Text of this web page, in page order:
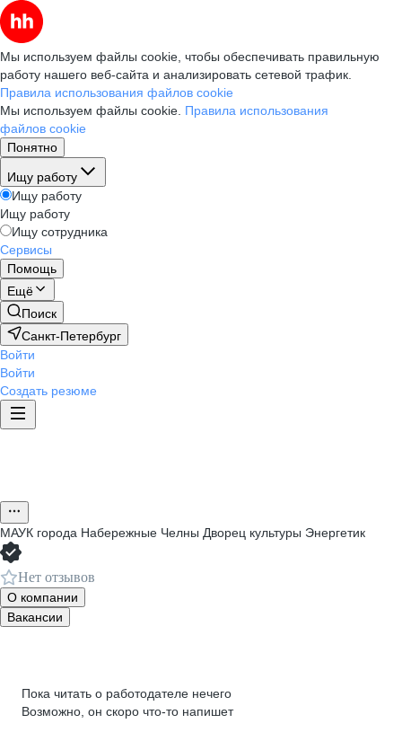
Мы используем файлы cookie, чтобы обеспечивать правильную
работу нашего веб-сайта и анализировать сетевой трафик.
Правила использования файлов cookie
Мы используем файлы cookie. Правила использования
файлов cookie
Понятно
Ищу работу
Ищу работу
Ищу работу
Ищу сотрудника
Сервисы
Помощь
Ещё
Поиск
Санкт-Петербург
Войти
Войти
Создать резюме
МАУК города Набережные Челны Дворец культуры Энергетик
Нет отзывов
О компании
Вакансии
Пока читать о работодателе нечего
Возможно, он скоро что‑то напишет